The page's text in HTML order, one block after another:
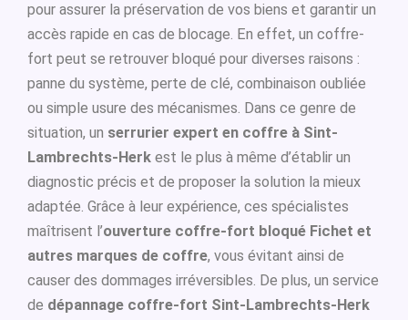
pour assurer la préservation de vos biens et garantir un
accès rapide en cas de blocage. En effet, un coffre-
fort peut se retrouver bloqué pour diverses raisons :
panne du système, perte de clé, combinaison oubliée
ou simple usure des mécanismes. Dans ce genre de
situation, un serrurier expert en coffre à Sint-
Lambrechts-Herk est le plus à même d’établir un
diagnostic précis et de proposer la solution la mieux
adaptée. Grâce à leur expérience, ces spécialistes
maîtrisent l’ouverture coffre-fort bloqué Fichet et
autres marques de coffre, vous évitant ainsi de
causer des dommages irréversibles. De plus, un service
de dépannage coffre-fort Sint-Lambrechts-Herk